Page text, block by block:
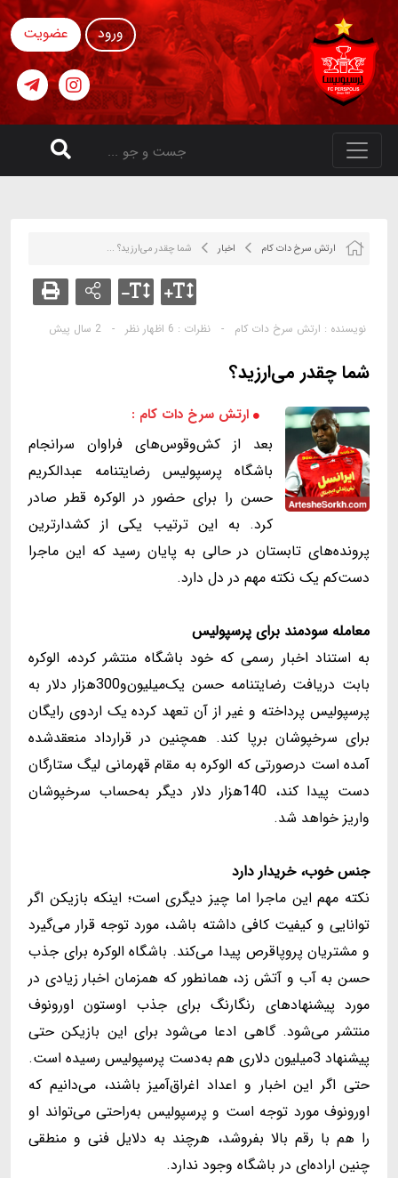
ورود عضویت
ارتش سرخ دات کام اخبار شما چقدر می‌ارزید؟ ...
نویسنده : ارتش سرخ دات کام - نظرات : 6 اظهار نظر - 2 سال پیش
شما چقدر می‌ارزید؟
ارتش سرخ دات کام :
بعد از کش‌و‌قوس‌های فراوان سرانجام
باشگاه پرسپولیس رضایتنامه عبدالکریم
حسن را برای حضور در الوکره قطر صادر
کرد. به این ترتیب یکی از کشدارترین
پرونده‌های تابستان در حالی به پایان رسید که این ماجرا
دست‌کم یک نکته مهم در دل دارد.
معامله سودمند برای پرسپولیس
به استناد اخبار رسمی که خود باشگاه منتشر کرده، الوکره
بابت دریافت رضایتنامه حسن یک‌میلیون‌و300هزار دلار به
پرسپولیس پرداخته و غیر از آن تعهد کرده یک اردوی رایگان
برای سرخپوشان برپا کند. همچنین در قرارداد منعقد‌شده
آمده است درصورتی که الوکره به مقام قهرمانی لیگ ستارگان
دست پیدا کند، 140هزار دلار دیگر به‌حساب سرخپوشان
واریز خواهد شد.
جنس خوب، خریدار دارد
نکته مهم این ماجرا اما چیز دیگری است؛ اینکه بازیکن اگر
توانایی و کیفیت کافی داشته باشد، مورد توجه قرار می‌گیرد
و مشتریان پروپاقرص پیدا می‌کند. باشگاه الوکره برای جذب
حسن به آب و آتش زد، همانطور که همزمان اخبار زیادی در
مورد پیشنهادهای رنگارنگ برای جذب اوستون اورونوف
منتشر می‌شود. گاهی ادعا می‌شود برای این بازیکن حتی
پیشنهاد 3میلیون دلاری هم به‌دست پرسپولیس رسیده است.
حتی اگر این اخبار و اعداد اغراق‌آمیز باشند، می‌دانیم که
اورونوف مورد توجه است و پرسپولیس به‌راحتی می‌تواند او
را هم با رقم بالا بفروشد، هرچند به دلایل فنی و منطقی
چنین اراده‌ای در باشگاه وجود ندارد.